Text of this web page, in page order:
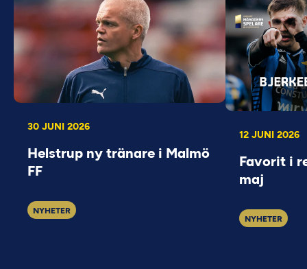
30 JUNI 2026
Helstrup ny tränare i Malmö
FF
NYHETER
12 JUNI 2026
Favorit i
maj
NYHETER